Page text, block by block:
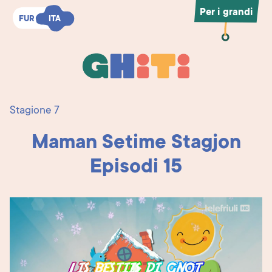
FUR ITA
FUR ITA
Ghiti
Per i grandi
Stagione 7
Maman Setime Stagjon
Episodi 15